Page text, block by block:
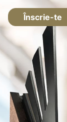
Înscrie-te